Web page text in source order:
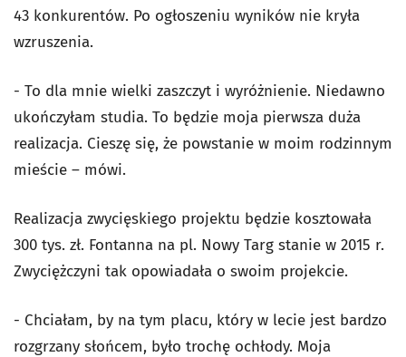
43 konkurentów. Po ogłoszeniu wyników nie kryła
wzruszenia.
- To dla mnie wielki zaszczyt i wyróżnienie. Niedawno
ukończyłam studia. To będzie moja pierwsza duża
realizacja. Cieszę się, że powstanie w moim rodzinnym
mieście – mówi.
Realizacja zwycięskiego projektu będzie kosztowała
300 tys. zł. Fontanna na pl. Nowy Targ stanie w 2015 r.
Zwyciężczyni tak opowiadała o swoim projekcie.
- Chciałam, by na tym placu, który w lecie jest bardzo
rozgrzany słońcem, było trochę ochłody. Moja